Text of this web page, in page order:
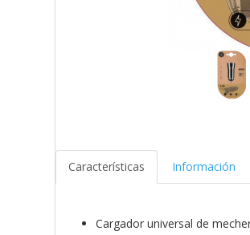
Características Información
Cargador universal de